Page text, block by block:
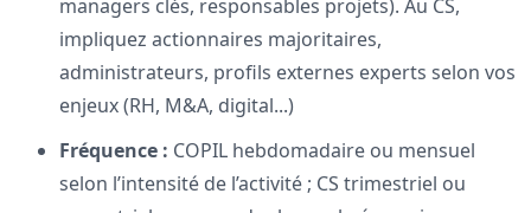
managers clés, responsables projets). Au CS,
impliquez actionnaires majoritaires,
administrateurs, profils externes experts selon vos
enjeux (RH, M&A, digital...)
Fréquence : COPIL hebdomadaire ou mensuel
selon l’intensité de l’activité ; CS trimestriel ou